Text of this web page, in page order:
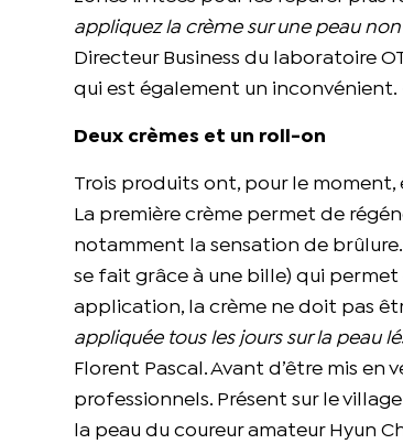
appliquez la crème sur une peau
Directeur Business du laboratoire
qui est également un inconvénient.
Deux crèmes et un roll-on
Trois produits ont, pour le moment,
La première crème permet de
notamment la sensation de
se fait grâce à une bille) qui permet
application, la crème ne doit pas
appliquée tous les jours sur la peau
Florent Pascal. Avant d’être mis
professionnels. Présent sur le
la peau du coureur amateur Hyun